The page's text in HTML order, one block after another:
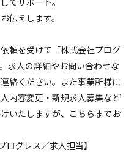
伝えします。
頼を受けて「株式会社プログ
求人の詳細やお問い合わせな
絡ください。また事業所様に
内容変更・新規求人募集など
いたしますが、こちらまでお
ログレス／求人担当】